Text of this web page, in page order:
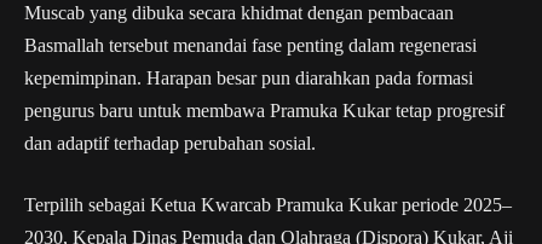
Muscab yang dibuka secara khidmat dengan pembacaan
Basmallah tersebut menandai fase penting dalam regenerasi
kepemimpinan. Harapan besar pun diarahkan pada formasi
pengurus baru untuk membawa Pramuka Kukar tetap progresif
dan adaptif terhadap perubahan sosial.
Terpilih sebagai Ketua Kwarcab Pramuka Kukar periode 2025–
2030, Kepala Dinas Pemuda dan Olahraga (Dispora) Kukar, Aji